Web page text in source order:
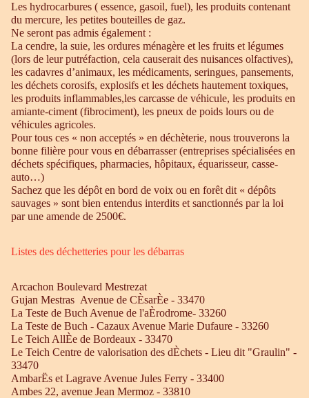
Les hydrocarbures ( essence, gasoil, fuel), les produits contenant
du mercure, les petites bouteilles de gaz.
Ne seront pas admis également :
La cendre, la suie, les ordures ménagère et les fruits et légumes
(lors de leur putréfaction, cela causerait des nuisances olfactives),
les cadavres d’animaux, les médicaments, seringues, pansements,
les déchets corosifs, explosifs et les déchets hautement toxiques,
les produits inflammables,les carcasse de véhicule, les produits en
amiante-ciment (fibrociment), les pneux de poids lours ou de
véhicules agricoles.
Pour tous ces « non acceptés » en déchèterie, nous trouverons la
bonne filière pour vous en débarrasser (entreprises spécialisées en
déchets spécifiques, pharmacies, hôpitaux, équarisseur, casse-
auto…)
Sachez que les dépôt en bord de voix ou en forêt dit « dépôts
sauvages » sont bien entendus interdits et sanctionnés par la loi
par une amende de 2500€.
Listes des déchetteries pour les débarras
Arcachon Boulevard Mestrezat
Gujan Mestras Avenue de CÈsarÈe - 33470
La Teste de Buch Avenue de l'aÈrodrome- 33260
La Teste de Buch - Cazaux Avenue Marie Dufaure - 33260
Le Teich AllÈe de Bordeaux - 33470
Le Teich Centre de valorisation des dÈchets - Lieu dit "Graulin" -
33470
AmbarËs et Lagrave Avenue Jules Ferry - 33400
Ambes 22, avenue Jean Mermoz - 33810